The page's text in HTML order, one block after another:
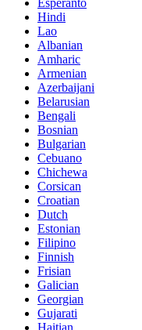
Esperanto
Hindi
Lao
Albanian
Amharic
Armenian
Azerbaijani
Belarusian
Bengali
Bosnian
Bulgarian
Cebuano
Chichewa
Corsican
Croatian
Dutch
Estonian
Filipino
Finnish
Frisian
Galician
Georgian
Gujarati